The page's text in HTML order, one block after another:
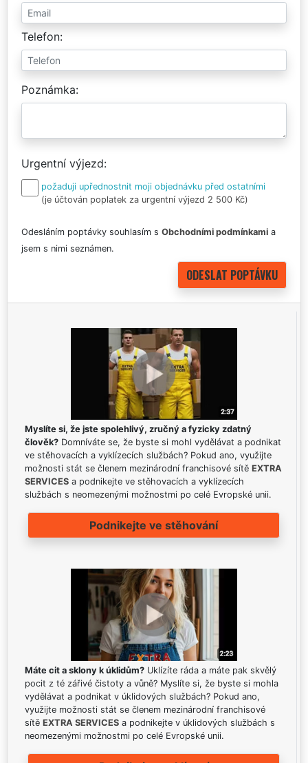
Telefon
Poznámka
Urgentní výjezd
požaduji upřednostnit moji objednávku před ostatními
(je účtován poplatek za urgentní výjezd 2 500 Kč)
Odesláním poptávky souhlasím s Obchodními podmínkami a
jsem s nimi seznámen.
Myslíte si, že jste spolehlivý, zručný a fyzicky zdatný
člověk? Domníváte se, že byste si mohl vydělávat a podnikat
ve stěhovacích a vyklízecích službách? Pokud ano, využijte
možnosti stát se členem mezinárodní franchisové sítě EXTRA
SERVICES a podnikejte ve stěhovacích a vyklízecích
službách s neomezenými možnostmi po celé Evropské unii.
Podnikejte ve stěhování
Máte cit a sklony k úklidům? Uklízíte ráda a máte pak skvělý
pocit z té zářivé čistoty a vůně? Myslíte si, že byste si mohla
vydělávat a podnikat v úklidových službách? Pokud ano,
využijte možnosti stát se členem mezinárodní franchisové
sítě EXTRA SERVICES a podnikejte v úklidových službách s
neomezenými možnostmi po celé Evropské unii.